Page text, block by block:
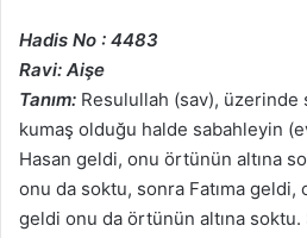
Hadis No : 4483
Ravi: Aişe
Tanım: Resulullah (sav), üzerinde
kumaş olduğu halde sabahleyin
Hasan geldi, onu örtünün altına
onu da soktu, sonra Fatıma geldi,
geldi onu da örtünün altına soktu.